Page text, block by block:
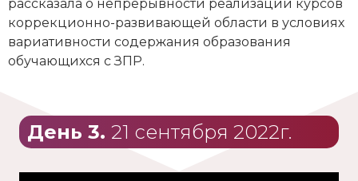
рассказала о непрерывности реализации курсов
коррекционно-развивающей области в условиях
вариативности содержания образования
обучающихся с ЗПР.
День 3. 21 сентября 2022г.